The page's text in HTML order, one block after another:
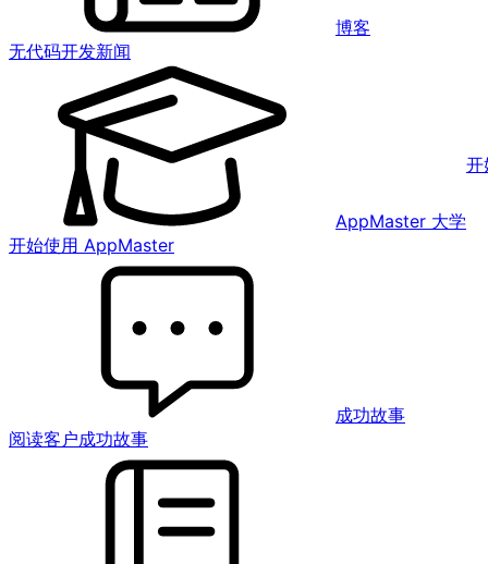
博客
无代码开发新闻
AppMaster 大学
开始使用 AppMaster
成功故事
阅读客户成功故事
开